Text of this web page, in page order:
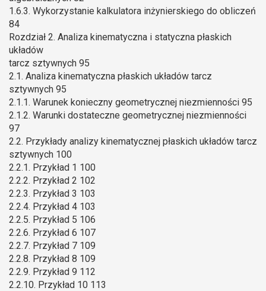
1.6.3. Wykorzystanie kalkulatora inżynierskiego do obliczeń
84
Rozdział 2. Analiza kinematyczna i statyczna płaskich
układów
tarcz sztywnych 95
2.1. Analiza kinematyczna płaskich układów tarcz
sztywnych 95
2.1.1. Warunek konieczny geometrycznej niezmienności 95
2.1.2. Warunki dostateczne geometrycznej niezmienności
97
2.2. Przykłady analizy kinematycznej płaskich układów tarcz
sztywnych 100
2.2.1. Przykład 1 100
2.2.2. Przykład 2 102
2.2.3. Przykład 3 103
2.2.4. Przykład 4 103
2.2.5. Przykład 5 106
2.2.6. Przykład 6 107
2.2.7. Przykład 7 109
2.2.8. Przykład 8 109
2.2.9. Przykład 9 112
2.2.10. Przykład 10 113